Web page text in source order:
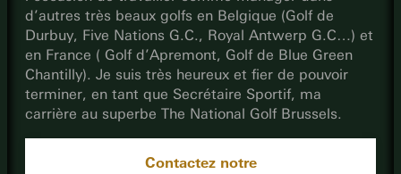
d’autres très beaux golfs en Belgique (Golf de
Durbuy, Five Nations G.C., Royal Antwerp G.C…) et
en France ( Golf d’Apremont, Golf de Blue Green
Chantilly). Je suis très heureux et fier de pouvoir
terminer, en tant que Secrétaire Sportif, ma
carrière au superbe The National Golf Brussels.
Contactez notre